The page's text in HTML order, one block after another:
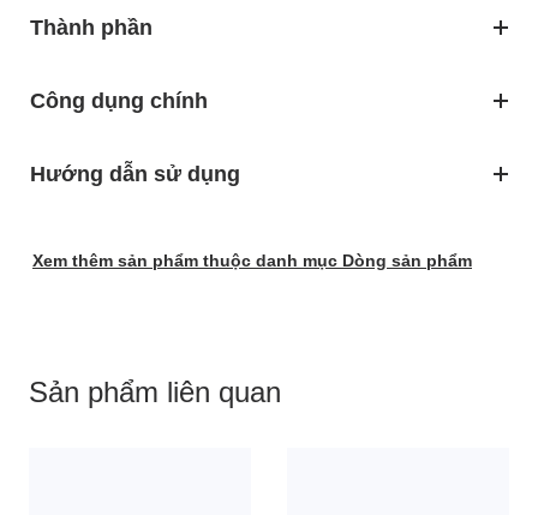
Thành phần
Công dụng chính
Hướng dẫn sử dụng
Xem thêm sản phẩm thuộc danh mục Dòng sản phẩm
Sản phẩm liên quan